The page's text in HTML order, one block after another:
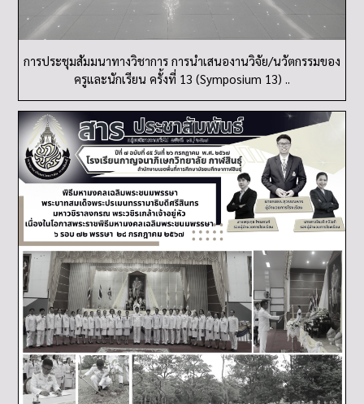
การประชุมสัมมนาทางวิชาการ การนำเสนองานวิจัย/นวัตกรรมของ
ครูและนักเรียน ครั้งที่ 13 (Symposium 13) ..